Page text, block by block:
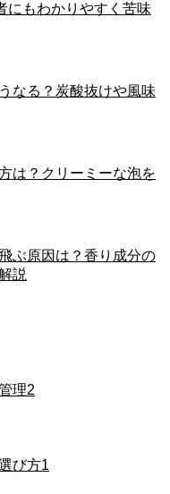
にもわかりやすく苦味
なる？炭酸抜けや風味
は？クリーミーな泡を
ぶ原因は？香り成分の
説
理2
び方1